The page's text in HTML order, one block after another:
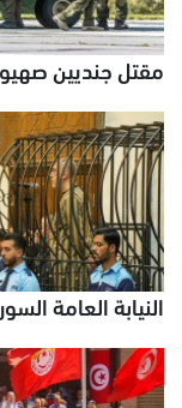
مقتل جنديين
النيابة العامة